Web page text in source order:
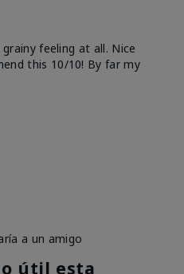
feeling at all. Nice
this 10/10! By far my
a un amigo
útil esta